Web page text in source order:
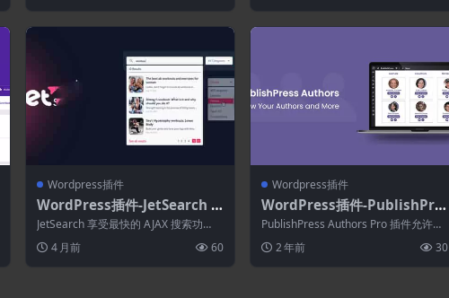
Wordpress插件
WordPress插件-JetSearch 3.
5.17–Elementor的WordPre
ss搜索插件
JetSearch 享受最快的 AJAX 搜索功
4 月前 60
Wordpress插件
WordPress插件-PublishPre
ss Authors Pro 4.7.3
PublishPress Authors Pro 插件允许您
2 年前 30